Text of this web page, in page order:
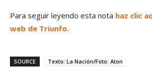
Para seguir leyendo esta nota haz clic
web de Triunfo.
SOURCE
Texto: La Nación/Foto: Aton